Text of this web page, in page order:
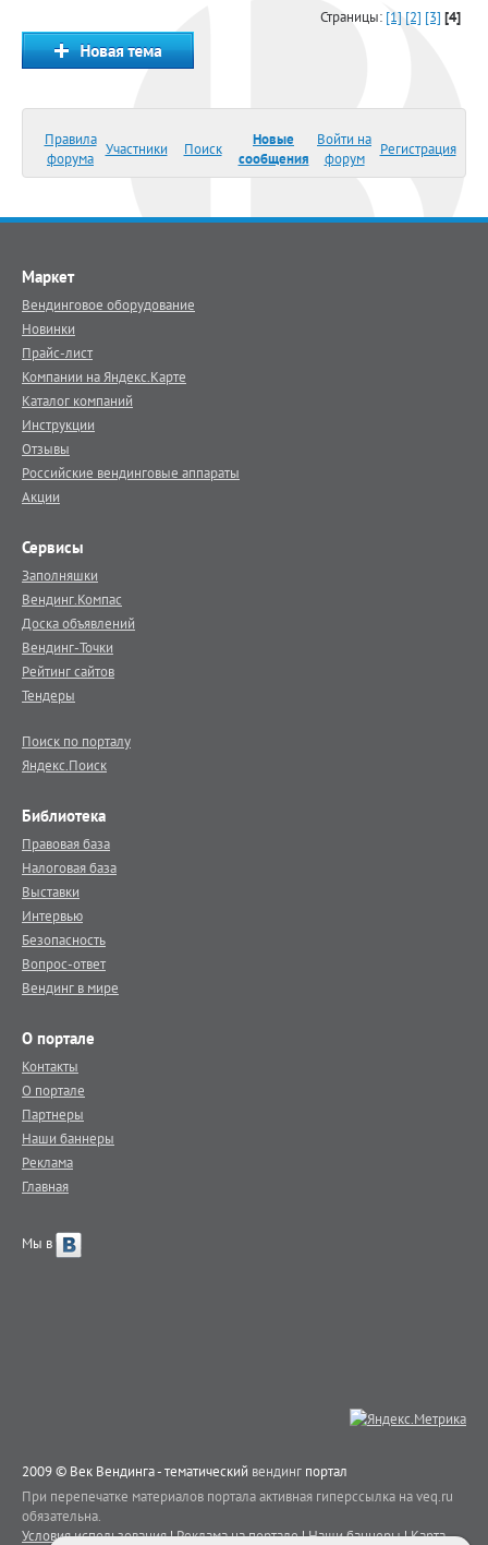
Страницы: [1] [2] [3] [4]
Правила
форума
Участники Поиск
Новые
сообщения
Войти на
форум
Регистрация
Маркет
Вендинговое оборудование
Новинки
Прайс-лист
Компании на Яндекс.Карте
Каталог компаний
Инструкции
Отзывы
Российские вендинговые аппараты
Акции
Сервисы
Заполняшки
Вендинг.Компас
Доска объявлений
Вендинг-Точки
Рейтинг сайтов
Тендеры
Поиск по порталу
Яндекс.Поиск
Библиотека
Правовая база
Налоговая база
Выставки
Интервью
Безопасность
Вопрос-ответ
Вендинг в мире
О портале
Контакты
О портале
Партнеры
Наши баннеры
Реклама
Главная
Мы в
2009 © Век Вендинга - тематический вендинг портал
При перепечатке материалов портала активная гиперссылка на veq.ru
обязательна.
Условия использования|Реклама на портале|Наши баннеры|Карта